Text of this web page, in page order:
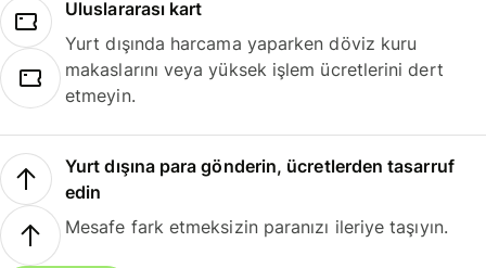
Uluslararası kart
Yurt dışında harcama yaparken döviz kuru
makaslarını veya yüksek işlem ücretlerini dert
etmeyin.
Yurt dışına para gönderin, ücretlerden tasarruf
edin
Mesafe fark etmeksizin paranızı ileriye taşıyın.